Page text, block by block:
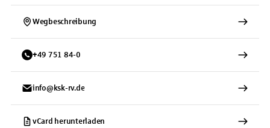
Wegbeschreibung
+49 751 84-0
info@ksk-rv.de
vCard herunterladen